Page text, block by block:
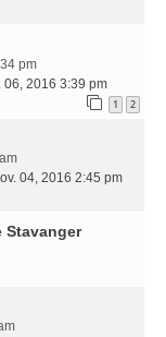
pm
06, 2016 3:39 pm
1 2
04, 2016 2:45 pm